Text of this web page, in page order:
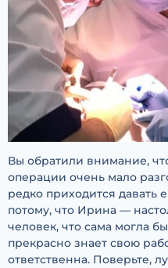
Вы обратили внимание,
операции очень мало
редко приходится давать
потому, что Ирина —
человек, что сама могла
прекрасно знает свою
ответственна. Поверьте,